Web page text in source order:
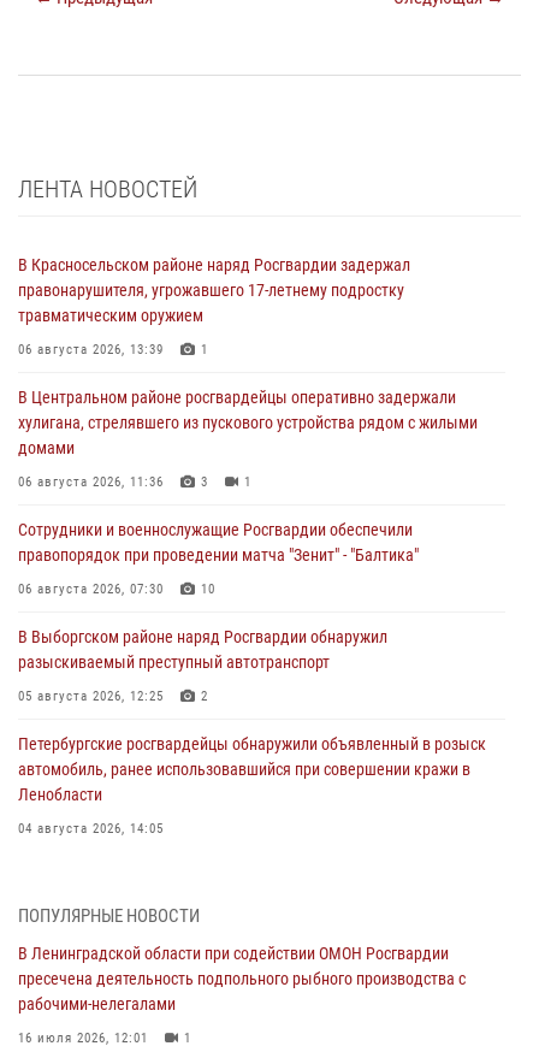
ЛЕНТА НОВОСТЕЙ
В Красносельском районе наряд Росгвардии задержал
правонарушителя, угрожавшего 17-летнему подростку
травматическим оружием
06 августа 2026, 13:39 1
В Центральном районе росгвардейцы оперативно задержали
хулигана, стрелявшего из пускового устройства рядом с жилыми
домами
06 августа 2026, 11:36 3 1
Сотрудники и военнослужащие Росгвардии обеспечили
правопорядок при проведении матча "Зенит" - "Балтика"
06 августа 2026, 07:30 10
В Выборгском районе наряд Росгвардии обнаружил
разыскиваемый преступный автотранспорт
05 августа 2026, 12:25 2
Петербургские росгвардейцы обнаружили объявленный в розыск
автомобиль, ранее использовавшийся при совершении кражи в
Ленобласти
04 августа 2026, 14:05
также оказали доврачебную помощь пострадавшим
03 августа 2026, 14:15 3 1
Росгвардейцы приняли участие в Большом семейном фестивале
03 августа 2026, 13:26
ПОПУЛЯРНЫЕ НОВОСТИ
В Ленинградской области при содействии ОМОН Росгвардии
пресечена деятельность подпольного рыбного производства с
рабочими-нелегалами
16 июля 2026, 12:01 1